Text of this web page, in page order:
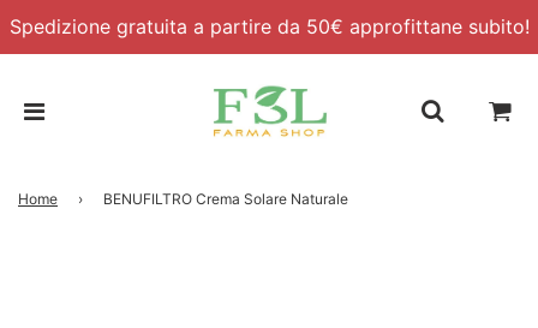
Spedizione gratuita a partire da 50€ approfittane subito!
Home › BENUFILTRO Crema Solare Naturale